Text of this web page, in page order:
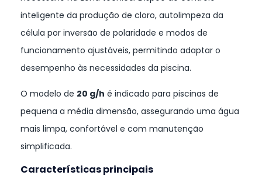
inteligente da produção de cloro, autolimpeza da
célula por inversão de polaridade e modos de
funcionamento ajustáveis, permitindo adaptar o
desempenho às necessidades da piscina.
O modelo de 20 g/h é indicado para piscinas de
pequena a média dimensão, assegurando uma água
mais limpa, confortável e com manutenção
simplificada.
Características principais